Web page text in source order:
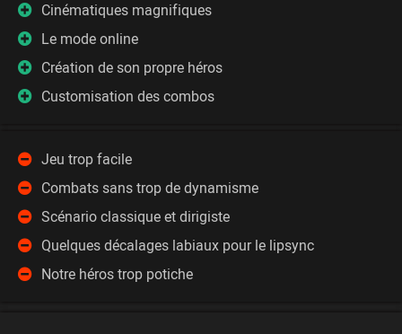
Cinématiques magnifiques
Le mode online
Création de son propre héros
Customisation des combos
Jeu trop facile
Combats sans trop de dynamisme
Scénario classique et dirigiste
Quelques décalages labiaux pour le lipsync
Notre héros trop potiche